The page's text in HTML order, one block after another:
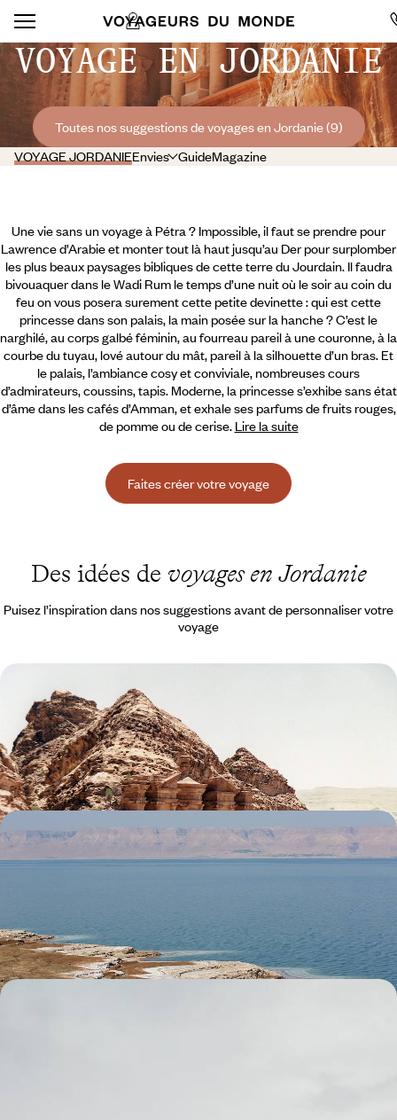
VOYAGE EN JORDANIE
Toutes nos suggestions de voyages en Jordanie (9)
VOYAGE JORDANIEEnvies GuideMagazine
Une vie sans un voyage à Pétra ? Impossible, il faut se prendre pour
Lawrence d’Arabie et monter tout là haut jusqu’au Der pour surplomber
les plus beaux paysages bibliques de cette terre du Jourdain. Il faudra
bivouaquer dans le Wadi Rum le temps d’une nuit où le soir au coin du
feu on vous posera surement cette petite devinette : qui est cette
princesse dans son palais, la main posée sur la hanche ? C’est le
narghilé, au corps galbé féminin, au fourreau pareil à une couronne, à la
courbe du tuyau, lové autour du mât, pareil à la silhouette d’un bras. Et
le palais, l’ambiance cosy et conviviale,nombreuses cours
d’admirateurs, coussins, tapis. Moderne, la princesse s’exhibe sans état
d’âme dans les cafés d’Amman, et exhale ses parfums de fruits rouges,
de pomme ou de cerise. Lire la suite
Faites créer votre voyage
Des idées de voyages en Jordanie
Puisez l’inspiration dans nos suggestions avant de personnaliser votre
voyage
De Pétra à la mer Morte - Tête-à-tête en Jordanie
Quelques jours pour vivre la Jordanie de la Bible, des djinns et des
Nabatéens
5 jours, de 2700 à 3700 €
Du Liban à la Jordanie - Sites naturels et grandes
civilisations
12 jours, de 2900 à 4000 €